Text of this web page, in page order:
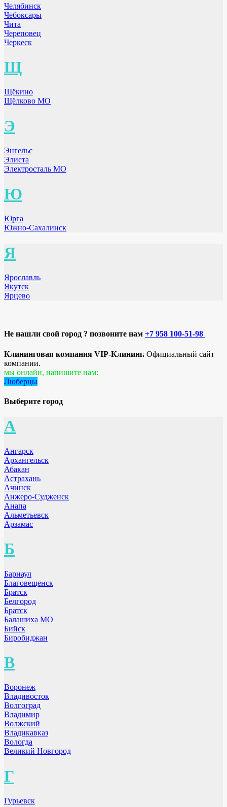
Челябинск
Чебоксары
Чита
Череповец
Черкеск
Щ
Щёкино
Щёлково МО
Э
Энгельс
Элиста
Электросталь МО
Ю
Юрга
Южно-Сахалинск
Я
Ярославль
Якутск
Ярцево
Не нашли свой город ? позвоните нам +7 958 100-51-98
Клининговая компания VIP-Клининг. Официальный сайт
компании.
мы онлайн, напишите нам:
Люберцы
Выберите город
А
Ангарск
Архангельск
Абакан
Астрахань
Ачинск
Анжеро-Судженск
Анапа
Альметьевск
Арзамас
Б
Барнаул
Благовещенск
Братск
Белгород
Братск
Балашиха МО
Бийск
Биробиджан
В
Воронеж
Владивосток
Волгоград
Владимир
Волжский
Владикавказ
Вологда
Великий Новгород
Г
Гурьевск